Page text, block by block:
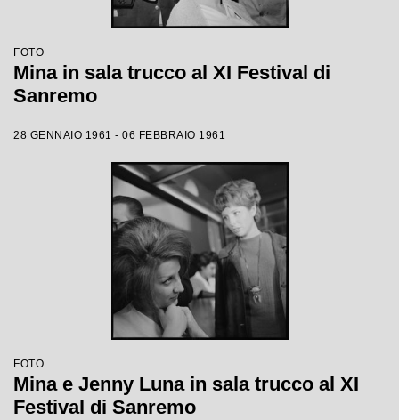
FOTO
Mina in sala trucco al XI Festival di
Sanremo
28 GENNAIO 1961 - 06 FEBBRAIO 1961
FOTO
Mina e Jenny Luna in sala trucco al XI
Festival di Sanremo